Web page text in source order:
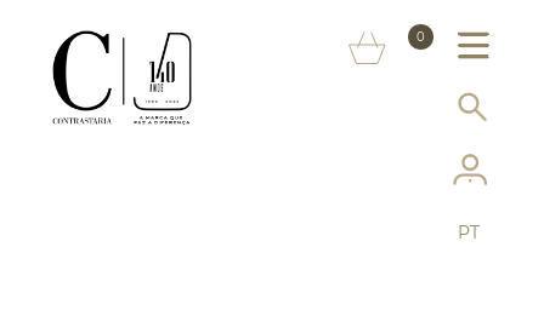
0
INFORMAÇÃO AO CONSUMIDOR
SERVIÇOS
PT